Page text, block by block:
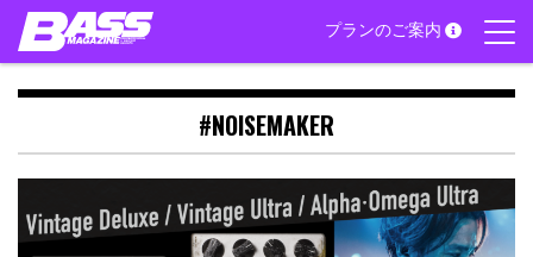
Skip
content
プランのご案内
#NOISEMAKER